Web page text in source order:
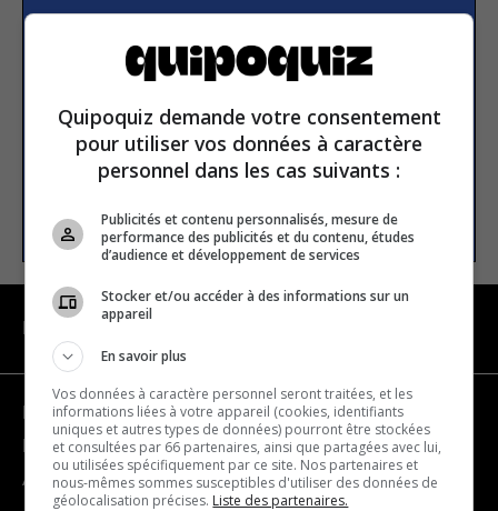
S’inscrire à la newsletter
E-mail
S’INSCRIRE
NAVIGATION
Devenir partenaire
Nous joindre
À propos
Quipoquiz demande votre consentement
pour utiliser vos données à caractère
personnel dans les cas suivants :
Publicités et contenu personnalisés, mesure de
performance des publicités et du contenu, études
d’audience et développement de services
Stocker et/ou accéder à des informations sur un
appareil
En savoir plus
Vos données à caractère personnel seront traitées, et les
informations liées à votre appareil (cookies, identifiants
uniques et autres types de données) pourront être stockées
et consultées par 66 partenaires, ainsi que partagées avec lui,
ou utilisées spécifiquement par ce site. Nos partenaires et
nous-mêmes sommes susceptibles d'utiliser des données de
géolocalisation précises. Liste des partenaires.